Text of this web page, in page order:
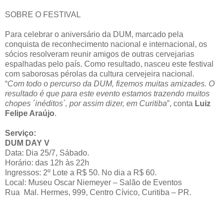
SOBRE O FESTIVAL
Para celebrar o aniversário da DUM, marcado pela
conquista de reconhecimento nacional e internacional, os
sócios resolveram reunir amigos de outras cervejarias
espalhadas pelo país. Como resultado, nasceu este festival
com saborosas pérolas da cultura cervejeira nacional.
“Com todo o percurso da DUM, fizemos muitas amizades. O
resultado é que para este evento estamos trazendo muitos
chopes ´inéditos´, por assim dizer, em Curitiba”, conta Luiz
Felipe Araújo.
Serviço:
DUM DAY V
Data: Dia 25/7, Sábado.
Horário: das 12h às 22h
Ingressos: 2º Lote a R$ 50. No dia a R$ 60.
Local: Museu Oscar Niemeyer – Salão de Eventos
Rua Mal. Hermes, 999, Centro Cívico, Curitiba – PR.